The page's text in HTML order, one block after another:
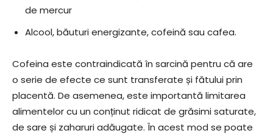
de mercur
Alcool, băuturi energizante, cofeină sau cafea.
Cofeina este contraindicată în sarcină pentru că are
o serie de efecte ce sunt transferate și fătului prin
placentă. De asemenea, este importantă limitarea
alimentelor cu un conținut ridicat de grăsimi saturate,
de sare și zaharuri adăugate. În acest mod se poate